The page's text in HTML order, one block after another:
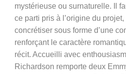
mystérieuse ou surnaturelle. Il
ce parti pris à l’origine du
concrétiser sous forme d’une
renforçant le caractère
récit. Accueilli avec
Richardson remporte deux